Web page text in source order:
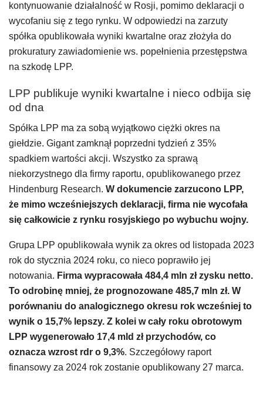
kontynuowanie działalność w Rosji, pomimo deklaracji o
wycofaniu się z tego rynku. W odpowiedzi na zarzuty
spółka opublikowała wyniki kwartalne oraz złożyła do
prokuratury zawiadomienie ws. popełnienia przestępstwa
na szkodę LPP.
LPP publikuje wyniki kwartalne i nieco odbija się
od dna
Spółka LPP ma za sobą wyjątkowo ciężki okres na
giełdzie. Gigant zamknął poprzedni tydzień z 35%
spadkiem wartości akcji. Wszystko za sprawą
niekorzystnego dla firmy raportu, opublikowanego przez
Hindenburg Research. W dokumencie zarzucono LPP,
że mimo wcześniejszych deklaracji, firma nie wycofała
się całkowicie z rynku rosyjskiego po wybuchu wojny.
Grupa LPP opublikowała wynik za okres od listopada 2023
rok do stycznia 2024 roku, co nieco poprawiło jej
notowania. Firma wypracowała 484,4 mln zł zysku netto.
To odrobinę mniej, że prognozowane 485,7 mln zł. W
porównaniu do analogicznego okresu rok wcześniej to
wynik o 15,7% lepszy. Z kolei w cały roku obrotowym
LPP wygenerowało 17,4 mld zł przychodów, co
oznacza wzrost rdr o 9,3%. Szczegółowy raport
finansowy za 2024 rok zostanie opublikowany 27 marca.